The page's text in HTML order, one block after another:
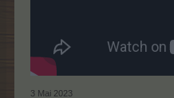
3 Mai 2023